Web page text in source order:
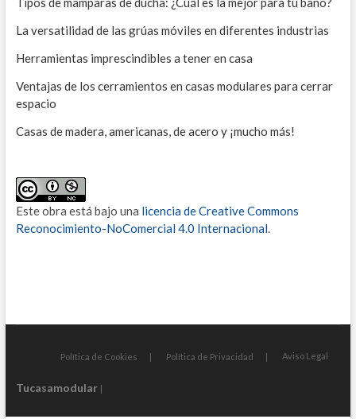
La versatilidad de las grúas móviles en diferentes industrias
Herramientas imprescindibles a tener en casa
Ventajas de los cerramientos en casas modulares para cerrar
espacio
Casas de madera, americanas, de acero y ¡mucho más!
Este obra está bajo una licencia de Creative Commons
Reconocimiento-NoComercial 4.0 Internacional.
Política de Cookies Política de Privacidad Aviso Legal
Tucasamodular|